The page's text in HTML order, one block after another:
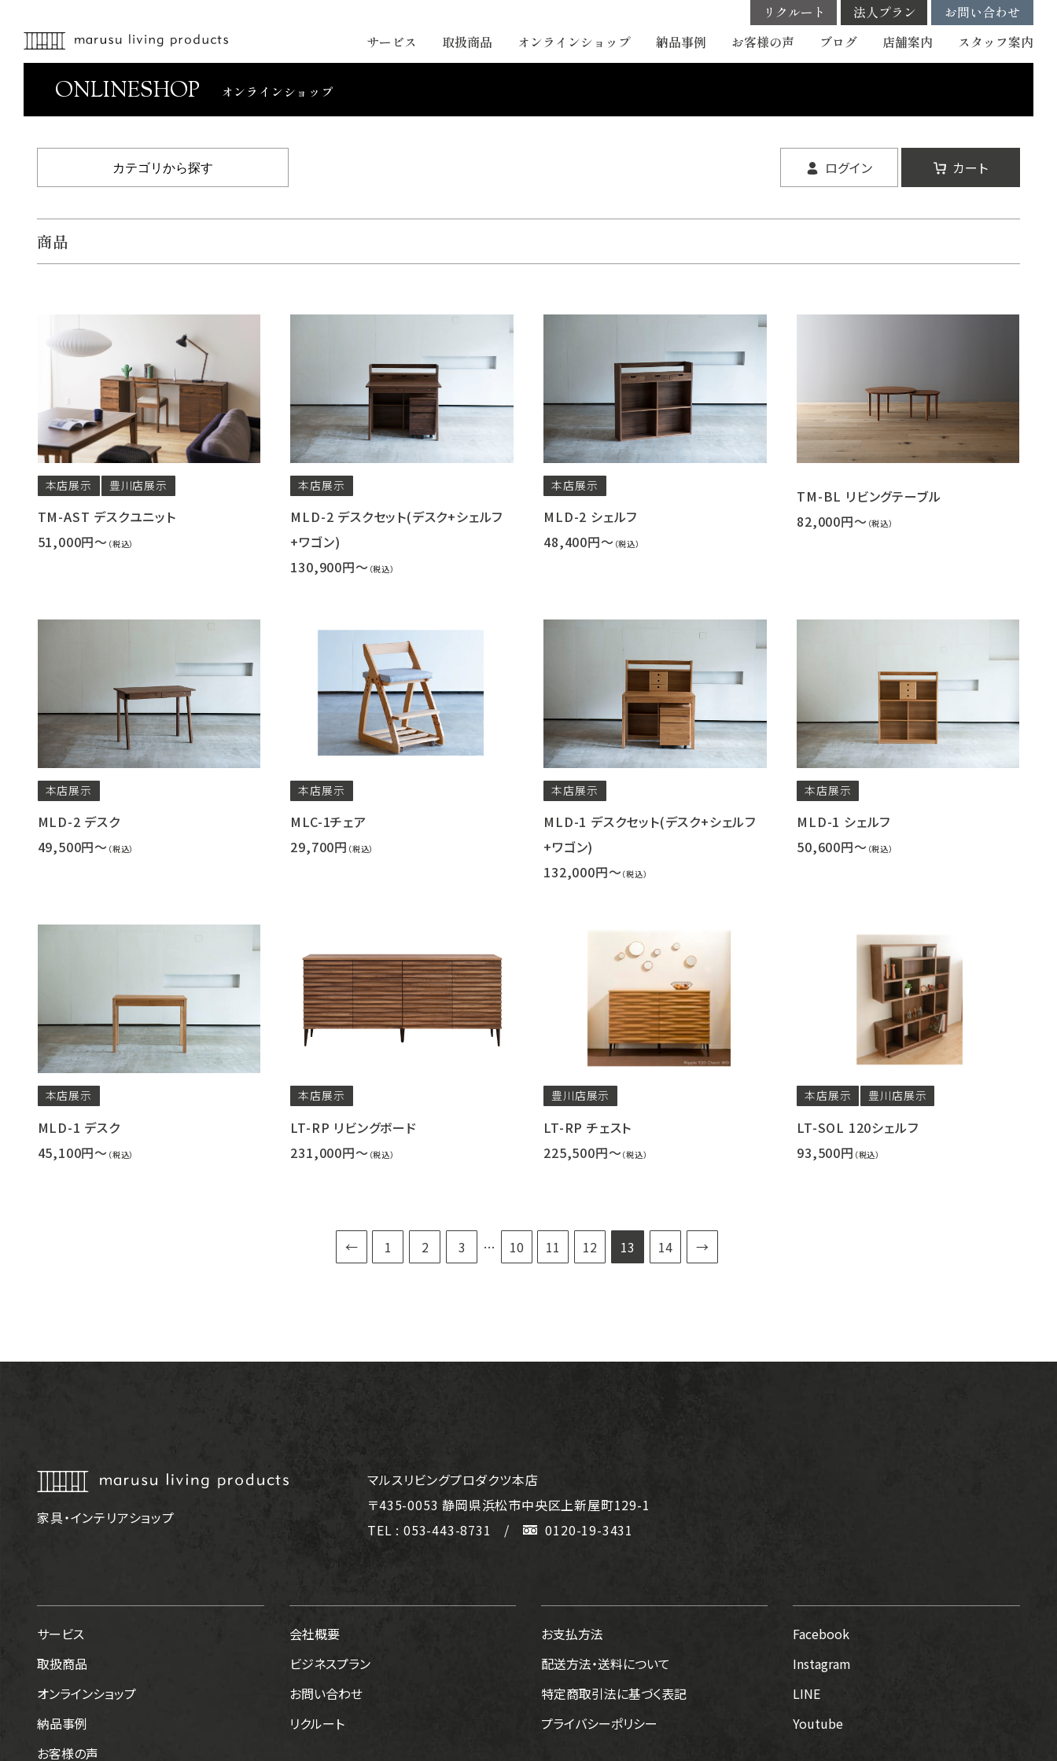
サービス 取扱商品 オンラインショップ 納品事例 お客様の声 ブログ 店舗案内 スタッフ案内
リクルート 法人プラン お問い合わせ
ONLINESHOP オンラインショップ
カテゴリから探す ログイン カート
商品
本店展示 豊川店展示
TM-AST デスクユニット
51,000円～ （税込）
本店展示
MLD-2 デスクセット(デスク+シェルフ
+ワゴン)
130,900円～ （税込）
本店展示
MLD-2 シェルフ
48,400円～ （税込）
TM-BL リビングテーブル
82,000円～ （税込）
本店展示
MLD-2 デスク
49,500円～ （税込）
本店展示
MLC-1チェア
29,700円 （税込）
本店展示
MLD-1 デスクセット(デスク+シェルフ
+ワゴン)
132,000円～（税込）
本店展示
MLD-1 シェルフ
50,600円～ （税込）
本店展示
MLD-1 デスク
45,100円～ （税込）
本店展示
LT-RP リビングボード
231,000円～ （税込）
豊川店展示
LT-RP チェスト
225,500円～（税込）
本店展示 豊川店展示
LT-SOL 120シェルフ
93,500円 （税込）
← 1 2 3 … 10 11 12 13 14 →
家具・インテリアショップ
マルスリビングプロダクツ本店
〒435-0053静岡県浜松市中央区上新屋町129-1
TEL : 053-443-8731
/ 0120-19-3431
サービス
取扱商品
オンラインショップ
納品事例
お客様の声
会社概要
ビジネスプラン
お問い合わせ
リクルート
お支払方法
配送方法・送料について
特定商取引法に基づく表記
プライバシーポリシー
Facebook
Instagram
LINE
Youtube